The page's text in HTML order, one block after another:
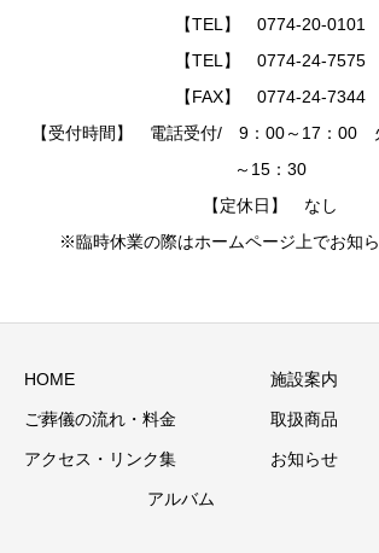
【TEL】 0774-20-0101
【TEL】 0774-24-7575
【FAX】 0774-24-7344
【受付時間】 電話受付/ 9：00～17：00
～15：30
【定休日】 なし
※臨時休業の際はホームページ上でお知
HOME 施設案内
ご葬儀の流れ・料金 取扱商品
アクセス・リンク集 お知らせ
アルバム